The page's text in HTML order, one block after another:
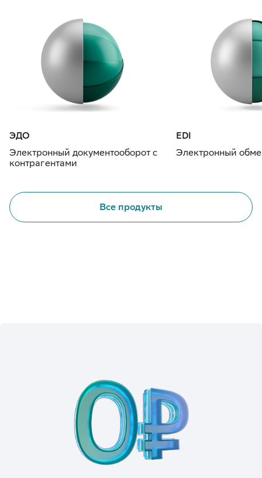
ЭДО
Электронный документооборот с
контрагентами
EDI
Электронный
Все продукты